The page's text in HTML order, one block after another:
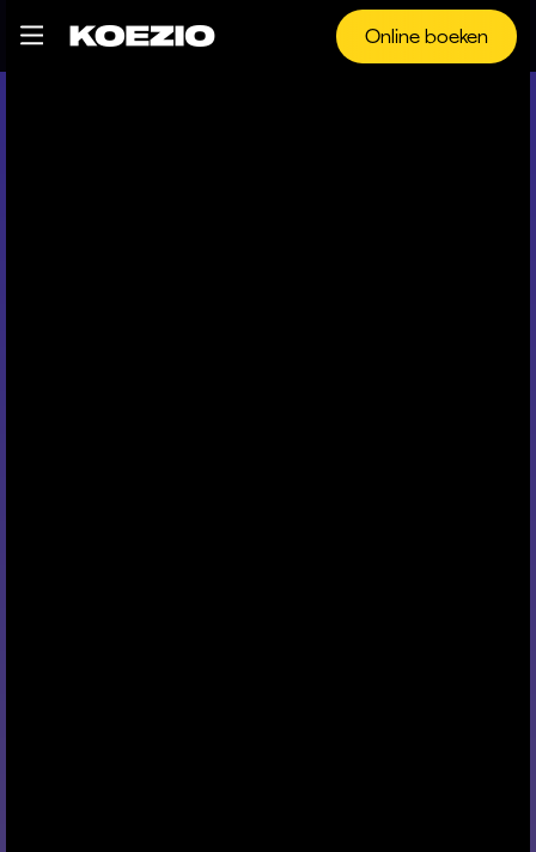
Online boeken